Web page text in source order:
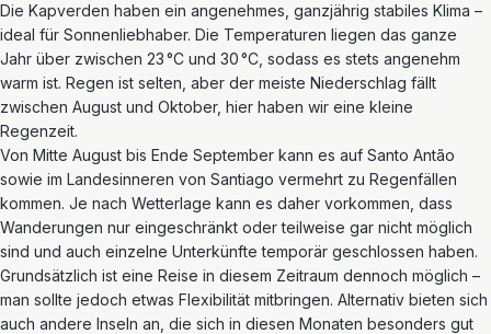
Die Kapverden haben ein angenehmes, ganzjährig stabiles Klima –
ideal für Sonnenliebhaber. Die Temperaturen liegen das ganze
Jahr über zwischen 23 °C und 30 °C, sodass es stets angenehm
warm ist. Regen ist selten, aber der meiste Niederschlag fällt
zwischen August und Oktober, hier haben wir eine kleine
Regenzeit.
Von Mitte August bis Ende September kann es auf Santo Antão
sowie im Landesinneren von Santiago vermehrt zu Regenfällen
kommen. Je nach Wetterlage kann es daher vorkommen, dass
Wanderungen nur eingeschränkt oder teilweise gar nicht möglich
sind und auch einzelne Unterkünfte temporär geschlossen haben.
Grundsätzlich ist eine Reise in diesem Zeitraum dennoch möglich –
man sollte jedoch etwas Flexibilität mitbringen. Alternativ bieten sich
auch andere Inseln an, die sich in diesen Monaten besonders gut